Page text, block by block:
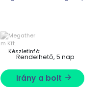
Készletinfó:
Rendelhető, 5 nap
Irány a bolt arrow_forward